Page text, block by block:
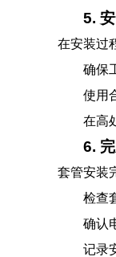
5.
在安装过
确保
使用
在高
6.
套管安装
检查
确认
记录